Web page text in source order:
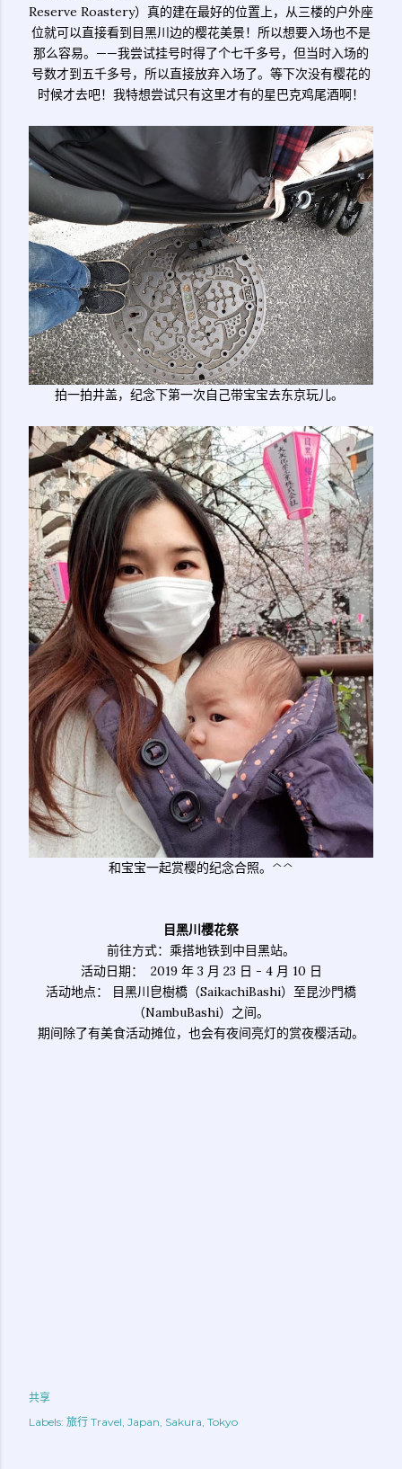
Reserve Roastery）真的建在最好的位置上，从三楼的户外座
位就可以直接看到目黑川边的樱花美景！所以想要入场也不是
那么容易。——我尝试挂号时得了个七千多号，但当时入场的
号数才到五千多号，所以直接放弃入场了。等下次没有樱花的
时候才去吧！我特想尝试只有这里才有的星巴克鸡尾酒啊！
拍一拍井盖，纪念下第一次自己带宝宝去东京玩儿。
和宝宝一起赏樱的纪念合照。^^
目黑川樱花祭
前往方式：乘搭地铁到中目黑站。
活动日期： 2019 年 3 月 23 日 - 4 月 10 日
活动地点： 目黑川皀樹橋（SaikachiBashi）至昆沙門橋
（NambuBashi）之间。
期间除了有美食活动摊位，也会有夜间亮灯的赏夜樱活动。
共享
Labels: 旅行 Travel Japan Sakura Tokyo